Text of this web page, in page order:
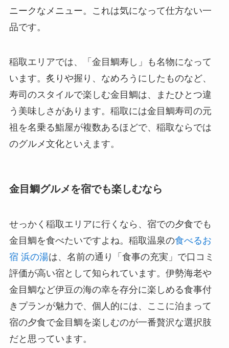
ニークなメニュー。これは気になって仕方ない一
品です。
稲取エリアでは、「金目鯛寿し」も名物になって
います。炙りや握り、なめろうにしたものなど、
寿司のスタイルで楽しむ金目鯛は、またひとつ違
う美味しさがあります。稲取には金目鯛寿司の元
祖を名乗る鮨屋が複数あるほどで、稲取ならでは
のグルメ文化といえます。
金目鯛グルメを宿でも楽しむなら
せっかく稲取エリアに行くなら、宿での夕食でも
金目鯛を食べたいですよね。稲取温泉の食べるお
宿 浜の湯は、名前の通り「食事の充実」で口コミ
評価が高い宿として知られています。伊勢海老や
金目鯛など伊豆の海の幸を存分に楽しめる食事付
きプランが魅力で、個人的には、ここに泊まって
宿の夕食で金目鯛を楽しむのが一番贅沢な選択肢
だと思っています。